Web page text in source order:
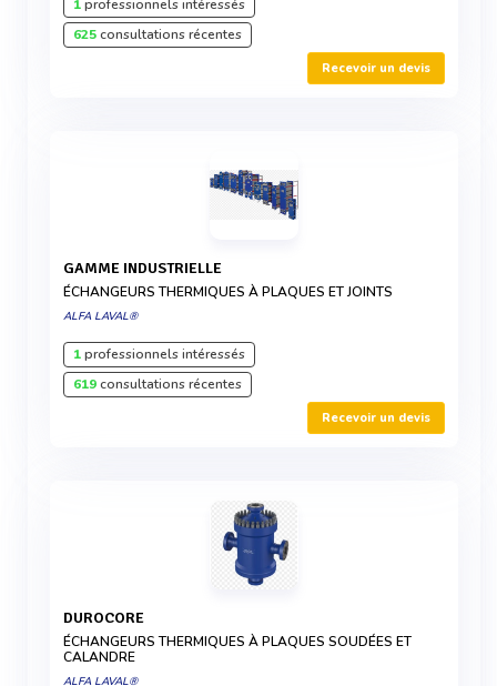
1professionnels intéressés
625consultations récentes
Recevoir un devis
GAMME INDUSTRIELLE
ÉCHANGEURS THERMIQUES À PLAQUES ET JOINTS
ALFA LAVAL®
1professionnels intéressés
619consultations récentes
Recevoir un devis
DUROCORE
ÉCHANGEURS THERMIQUES À PLAQUES SOUDÉES ET
CALANDRE
ALFA LAVAL®